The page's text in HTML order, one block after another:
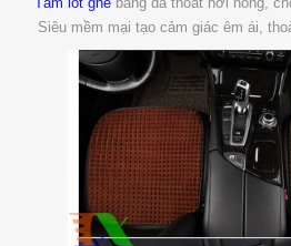
Siêu mềm mại tạo cảm giác êm ái,